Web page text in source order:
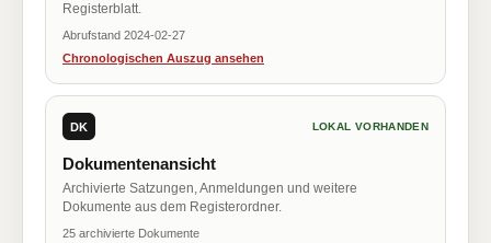
Registerblatt.
Abrufstand 2024-02-27
Chronologischen Auszug ansehen
DK LOKAL VORHANDEN
Dokumentenansicht
Archivierte Satzungen, Anmeldungen und weitere
Dokumente aus dem Registerordner.
25 archivierte Dokumente